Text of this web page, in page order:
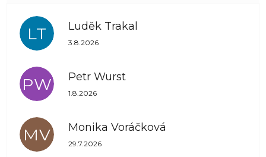
LT Luděk Trakal
Hodnocení obchodu je 5 z 5 hvězdiček.
3.8.2026
PW Petr Wurst
Hodnocení obchodu je 5 z 5 hvězdiček.
1.8.2026
MV Monika Voráčková
Hodnocení obchodu je 5 z 5 hvězdiček.
29.7.2026